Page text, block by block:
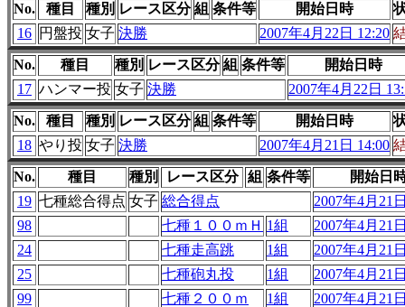
No. 種目 種別 レース区分 組 条件等 開始日時
16 円盤投 女子 決勝 2007年4月22日 12:20
No. 種目 種別 レース区分 組 条件等
開始日時
17 ハンマー投 女子 決勝 2007年4月22日
No. 種目 種別 レース区分 組 条件等 開始日時
18 やり投 女子 決勝 2007年4月21日 14:00
No. 種目 種別 レース区分 組 条件等
開始日
19 七種総合得点 女子 総合得点
2007年4月21
98
七種１００ｍＨ 1組
2007年4月21
24
七種走高跳 1組
2007年4月21
25
七種砲丸投 1組
2007年4月21
99
七種２００ｍ 1組
2007年4月21